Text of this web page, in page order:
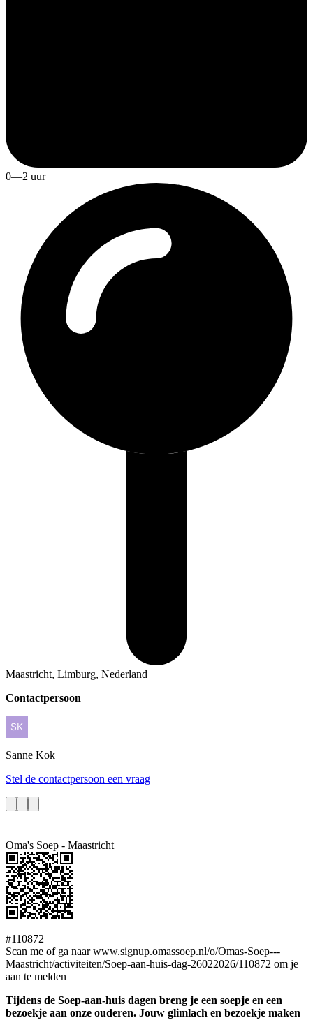
0—2 uur
Maastricht, Limburg, Nederland
Contactpersoon
Sanne Kok
Stel de contactpersoon een vraag
Oma's Soep - Maastricht
#110872
Scan me of ga naar www.signup.omassoep.nl/o/Omas-Soep---
Maastricht/activiteiten/Soep-aan-huis-dag-26022026/110872 om je
aan te melden
Tijdens de Soep-aan-huis dagen breng je een soepje en een
bezoekje aan onze ouderen. Jouw glimlach en bezoekje maken